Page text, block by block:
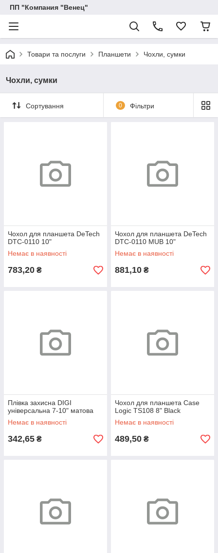
ПП "Компания "Венец"
Товари та послуги Планшети Чохли, сумки
Чохли, сумки
Сортування 0 Фільтри
Чохол для планшета DeTech
DTC-0110 10"
Немає в наявності
783,20 ₴
Чохол для планшета DeTech
DTC-0110 MUB 10"
Немає в наявності
881,10 ₴
Плівка захисна DIGI
універсальна 7-10" матова
Немає в наявності
342,65 ₴
Чохол для планшета Case
Logic TS108 8" Black
Немає в наявності
489,50 ₴